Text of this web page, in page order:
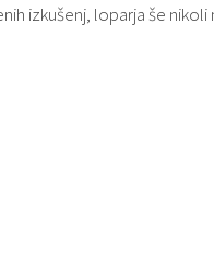
izkušenj, loparja še